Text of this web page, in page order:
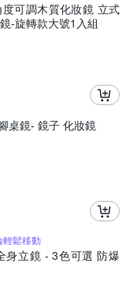
度可調木質化妝鏡 立式
-旋轉款大號1入組
桌鏡- 鏡子 化妝鏡
輕鬆移動
身立鏡 - 3色可選 防爆